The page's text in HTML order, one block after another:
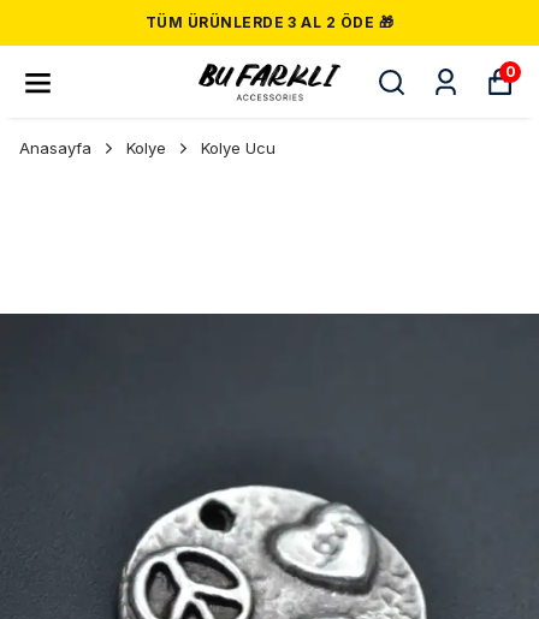
TÜM ÜRÜNLERDE 3 AL 2 ÖDE 🎁
0
Anasayfa Kolye Kolye Ucu